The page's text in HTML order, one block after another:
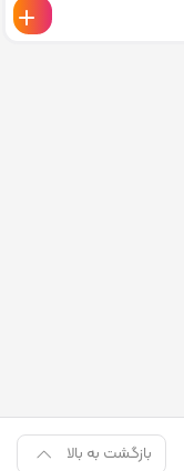
بازگشت به بالا